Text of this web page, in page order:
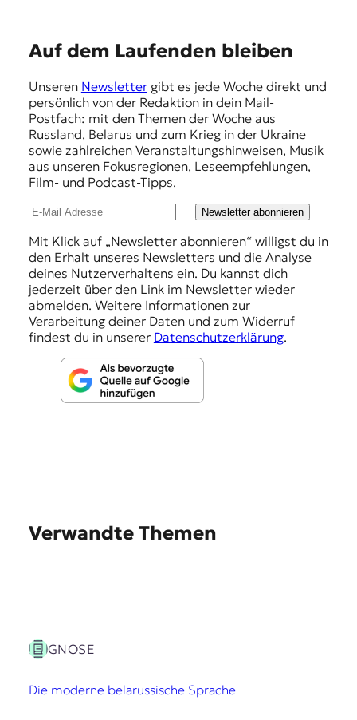
Auf dem Laufenden bleiben
Unseren Newslettergibt es jede Woche direkt und
persönlich von der Redaktion in dein Mail-
Postfach: mit den Themen der Woche aus
Russland, Belarus und zum Krieg in der Ukraine
sowie zahlreichen Veranstaltungshinweisen, Musik
aus unseren Fokusregionen, Leseempfehlungen,
Film- und Podcast-Tipps.
Newsletter abonnieren
Mit Klick auf „Newsletter abonnieren“ willigst du in
den Erhalt unseres Newsletters und die Analyse
deines Nutzerverhaltens ein. Du kannst dich
jederzeit über den Link im Newsletter wieder
abmelden. Weitere Informationen zur
Verarbeitung deiner Daten und zum Widerruf
findest du in unserer Datenschutzerklärung.
Verwandte Themen
GNOSE
Die moderne belarussische Sprache